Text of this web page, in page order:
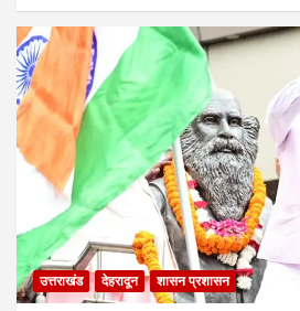
उत्तराखंड देहरादून शासन प्रशासन